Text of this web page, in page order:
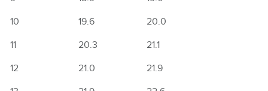
10 19.6 20.0
11 20.3 21.1
12 21.0 21.9